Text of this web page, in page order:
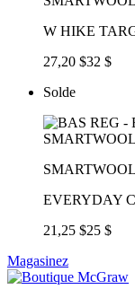
W HIKE
27,20 $32 $
Solde
SMARTWOOL
EVERYDAY
21,25 $25 $
Magasinez